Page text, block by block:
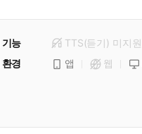
기능 TTS(듣기) 미지원
경 앱 웹